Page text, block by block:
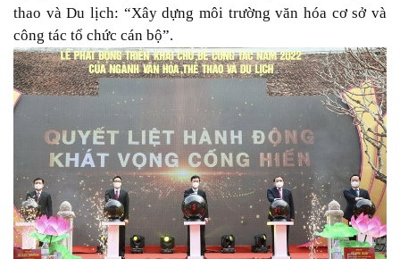
thao và Du lịch: “Xây dựng môi trường văn hóa cơ sở và
công tác tổ chức cán bộ”.